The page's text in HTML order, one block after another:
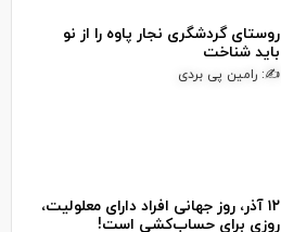
روستای گردشگری نجار پاوه را از نو
باید شناخت
✍: رامین پی بردی
۱۲ آذر، روز جهانی افراد دارای معلولیت،
روزی برای حساب‌کشی است!